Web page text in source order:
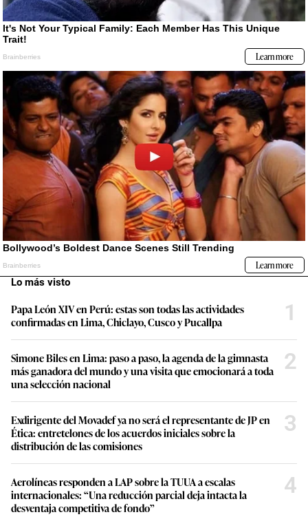
Lo más visto
Papa León XIV en Perú: estas son todas las actividades
confirmadas en Lima, Chiclayo, Cusco y Pucallpa
1
Simone Biles en Lima: paso a paso, la agenda de la gimnasta
más ganadora del mundo y una visita que emocionará a toda
una selección nacional
2
Exdirigente del Movadef ya no será el representante de JP en
Ética: entretelones de los acuerdos iniciales sobre la
distribución de las comisiones
3
Aerolíneas responden a LAP sobre la TUUA a escalas
internacionales: “Una reducción parcial deja intacta la
desventaja competitiva de fondo”
4